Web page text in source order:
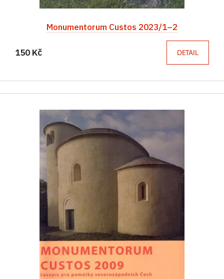
Monumentorum Custos 2023/1–2
150 Kč DETAIL